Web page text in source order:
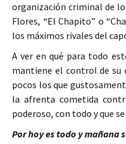
organización criminal de
Flores, “El Chapito” o
los máximos rivales del
A ver en qué para todo
mantiene el control de su
pocos los que
la afrenta cometida
poderoso, con todo y que
Por hoy es todo y mañana